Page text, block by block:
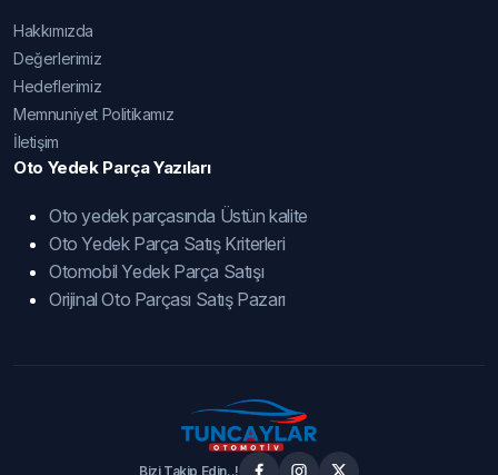
Hakkımızda
Değerlerimiz
Hedeflerimiz
Memnuniyet Politikamız
İletişim
Oto Yedek Parça Yazıları
Oto yedek parçasında Üstün kalite
Oto Yedek Parça Satış Kriterleri
Otomobil Yedek Parça Satışı
Orijinal Oto Parçası Satış Pazarı
Bizi Takip Edin..!